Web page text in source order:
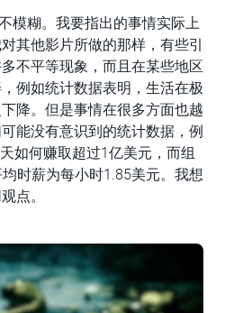
模糊。我要指出的事情实际上
其他影片所做的那样，有些引
不平等现象，而且在某些地区
例如统计数据表明，生活在极
降。但是事情在很多方面也越
能没有意识到的统计数据，例
如何赚取超过1亿美元，而组
时薪为每小时1.85美元。我想
点。